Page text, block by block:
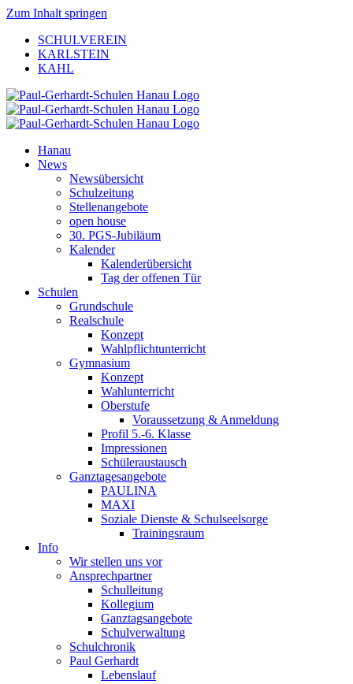
Zum Inhalt springen
SCHULVEREIN
KARLSTEIN
KAHL
Hanau
News
Newsübersicht
Schulzeitung
Stellenangebote
open house
30. PGS-Jubiläum
Kalender
Kalenderübersicht
Tag der offenen Tür
Schulen
Grundschule
Realschule
Konzept
Wahlpflichtunterricht
Gymnasium
Konzept
Wahlunterricht
Oberstufe
Voraussetzung & Anmeldung
Profil 5.-6. Klasse
Impressionen
Schüleraustausch
Ganztagesangebote
PAULINA
MAXI
Soziale Dienste & Schulseelsorge
Trainingsraum
Info
Wir stellen uns vor
Ansprechpartner
Schulleitung
Kollegium
Ganztagsangebote
Schulverwaltung
Schulchronik
Paul Gerhardt
Lebenslauf